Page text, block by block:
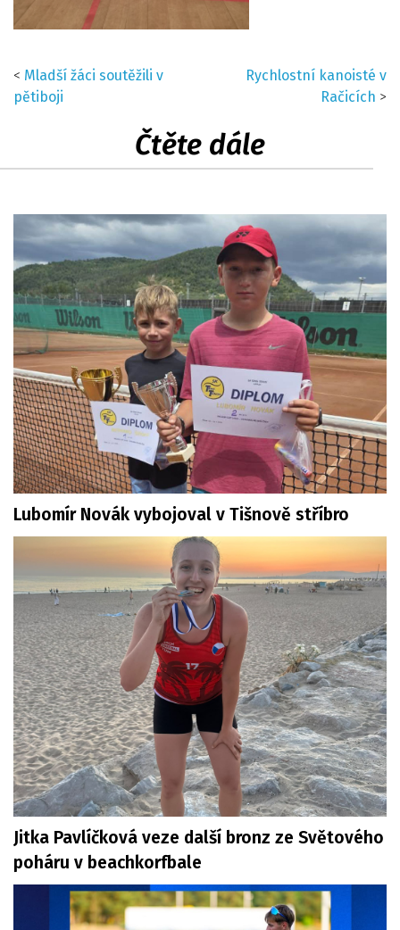
< Mladší žáci soutěžili v
pětiboji
Rychlostní kanoisté v
Račicích >
Čtěte dále
Lubomír Novák vybojoval v Tišnově stříbro
Jitka Pavlíčková veze další bronz ze Světového
poháru v beachkorfbale